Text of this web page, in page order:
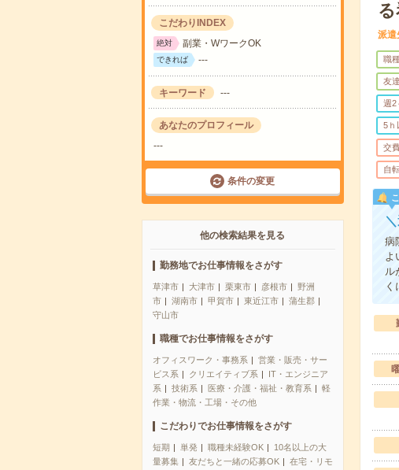
こだわりINDEX
絶対 副業・WワークOK
できれば ---
キーワード ---
あなたのプロフィール
---
条件の変更
他の検索結果を見る
勤務地でお仕事情報をさがす
草津市 大津市 栗東市 彦根市
野洲
市
湖南市 甲賀市 東近江市
蒲生郡
守山市
職種でお仕事情報をさがす
オフィスワーク・事務系
営業・販売・サー
ビス系
クリエイティブ系
IT・エンジニア
系
技術系 医療・介護・福祉・教育系
軽
作業・物流・工場・その他
こだわりでお仕事情報をさがす
短期 単発 職種未経験OK
10名以上の大
量募集
友だちと一緒の応募OK
在宅・リモ
派遣
職
友
週2
5ｈ
交
自
病
よ
ル
く